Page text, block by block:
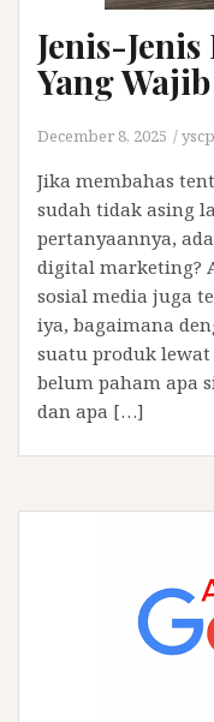
Jenis-
Yang
December 8, 2025
Jika membahas
sudah tidak asing
pertanyaannya,
digital marketing?
sosial media juga
iya, bagaimana
suatu produk
belum paham apa
dan apa […]